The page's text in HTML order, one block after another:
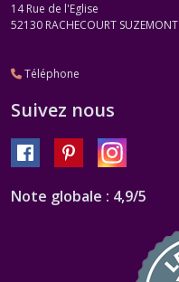
14 Rue de l'Eglise
52130 RACHECOURT SUZEMONT
Téléphone
Suivez nous
Note globale : 4,9/5